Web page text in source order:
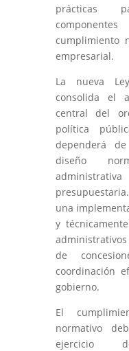
prácticas
cumplimiento
empresarial.
La nueva
consolida el
central del
política
dependerá
diseño
una
y
de
coordinación
gobierno.
El
normativo
ejercicio